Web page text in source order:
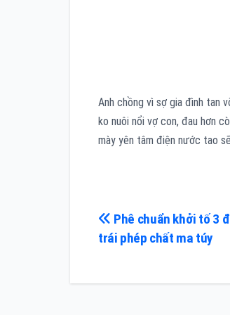
Anh chồng vì sợ gia đình tan
ko nuôi nổi vợ con, đau hơn
mày yên tâm điện nước tao
Điều
hướng
bài
Phê chuẩn khởi tố 3
trái phép chất ma túy